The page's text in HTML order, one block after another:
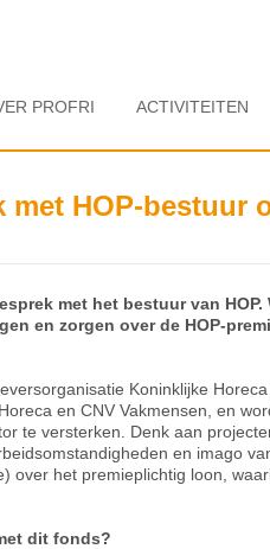
PROFRI ACTIVITEITEN
met HOP-bestuur
met het bestuur van HOP.
en zorgen over de HOP-
Koninklijke
en CNV Vakmensen, en
te versterken. Denk aan
en imago
over het premieplichtig loon,
dit fonds?